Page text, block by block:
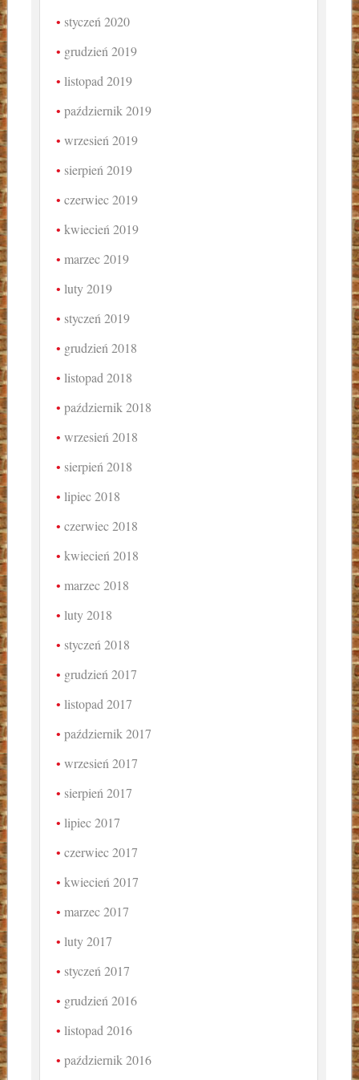
styczeń 2020
grudzień 2019
listopad 2019
październik 2019
wrzesień 2019
sierpień 2019
czerwiec 2019
kwiecień 2019
marzec 2019
luty 2019
styczeń 2019
grudzień 2018
listopad 2018
październik 2018
wrzesień 2018
sierpień 2018
lipiec 2018
czerwiec 2018
kwiecień 2018
marzec 2018
luty 2018
styczeń 2018
grudzień 2017
listopad 2017
październik 2017
wrzesień 2017
sierpień 2017
lipiec 2017
czerwiec 2017
kwiecień 2017
marzec 2017
luty 2017
styczeń 2017
grudzień 2016
listopad 2016
październik 2016